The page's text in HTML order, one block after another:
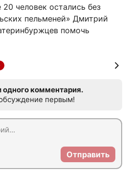
человек остались без
пельменей» Дмитрий
помочь
одного комментария.
первым!
Отправить